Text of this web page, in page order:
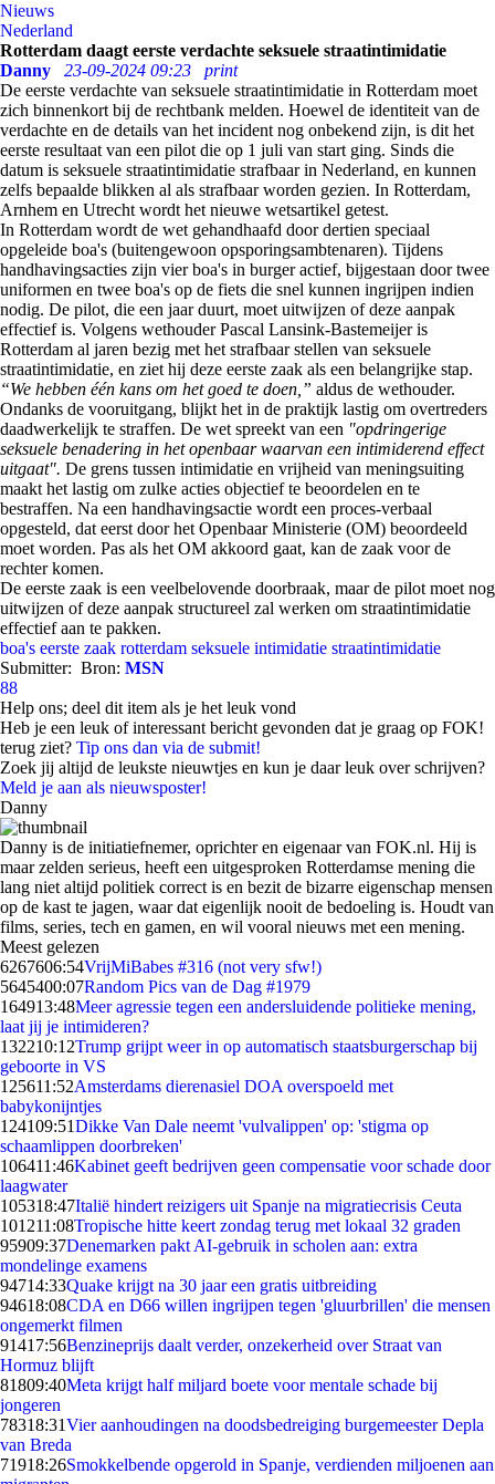
Nieuws
Nederland
Rotterdam daagt eerste verdachte seksuele straatintimidatie
Danny
23-09-2024 09:23
print
De eerste verdachte van seksuele straatintimidatie in Rotterdam moet
zich binnenkort bij de rechtbank melden. Hoewel de identiteit van de
verdachte en de details van het incident nog onbekend zijn, is dit het
eerste resultaat van een pilot die op 1 juli van start ging. Sinds die
datum is seksuele straatintimidatie strafbaar in Nederland, en kunnen
zelfs bepaalde blikken al als strafbaar worden gezien. In Rotterdam,
Arnhem en Utrecht wordt het nieuwe wetsartikel getest.
In Rotterdam wordt de wet gehandhaafd door dertien speciaal
opgeleide boa's (buitengewoon opsporingsambtenaren). Tijdens
handhavingsacties zijn vier boa's in burger actief, bijgestaan door twee
uniformen en twee boa's op de fiets die snel kunnen ingrijpen indien
nodig. De pilot, die een jaar duurt, moet uitwijzen of deze aanpak
effectief is. Volgens wethouder Pascal Lansink-Bastemeijer is
Rotterdam al jaren bezig met het strafbaar stellen van seksuele
straatintimidatie, en ziet hij deze eerste zaak als een belangrijke stap.
“We hebben één kans om het goed te doen,” aldus de wethouder.
Ondanks de vooruitgang, blijkt het in de praktijk lastig om overtreders
daadwerkelijk te straffen. De wet spreekt van een "opdringerige
seksuele benadering in het openbaar waarvan een intimiderend effect
uitgaat". De grens tussen intimidatie en vrijheid van meningsuiting
maakt het lastig om zulke acties objectief te beoordelen en te
bestraffen. Na een handhavingsactie wordt een proces-verbaal
opgesteld, dat eerst door het Openbaar Ministerie (OM) beoordeeld
moet worden. Pas als het OM akkoord gaat, kan de zaak voor de
rechter komen.
De eerste zaak is een veelbelovende doorbraak, maar de pilot moet nog
uitwijzen of deze aanpak structureel zal werken om straatintimidatie
effectief aan te pakken.
boa's eerste zaak rotterdam seksuele intimidatie straatintimidatie
Submitter: Bron: MSN
88
Help ons; deel dit item als je het leuk vond
Heb je een leuk of interessant bericht gevonden dat je graag op FOK!
terug ziet? Tip ons dan via de submit!
Zoek jij altijd de leukste nieuwtjes en kun je daar leuk over schrijven?
Meld je aan als nieuwsposter!
Danny
Danny is de initiatiefnemer, oprichter en eigenaar van FOK.nl. Hij is
maar zelden serieus, heeft een uitgesproken Rotterdamse mening die
lang niet altijd politiek correct is en bezit de bizarre eigenschap mensen
op de kast te jagen, waar dat eigenlijk nooit de bedoeling is. Houdt van
films, series, tech en gamen, en wil vooral nieuws met een mening.
Meest gelezen
6267606:54VrijMiBabes #316 (not very sfw!)
5645400:07Random Pics van de Dag #1979
164913:48Meer agressie tegen een andersluidende politieke mening,
laat jij je intimideren?
132210:12Trump grijpt weer in op automatisch staatsburgerschap bij
geboorte in VS
125611:52Amsterdams dierenasiel DOA overspoeld met
babykonijntjes
124109:51Dikke Van Dale neemt 'vulvalippen' op: 'stigma op
schaamlippen doorbreken'
106411:46Kabinet geeft bedrijven geen compensatie voor schade door
laagwater
105318:47Italië hindert reizigers uit Spanje na migratiecrisis Ceuta
101211:08Tropische hitte keert zondag terug met lokaal 32 graden
95909:37Denemarken pakt AI-gebruik in scholen aan: extra
mondelinge examens
94714:33Quake krijgt na 30 jaar een gratis uitbreiding
94618:08CDA en D66 willen ingrijpen tegen 'gluurbrillen' die mensen
ongemerkt filmen
91417:56Benzineprijs daalt verder, onzekerheid over Straat van
Hormuz blijft
81809:40Meta krijgt half miljard boete voor mentale schade bij
jongeren
78318:31Vier aanhoudingen na doodsbedreiging burgemeester Depla
van Breda
71918:26Smokkelbende opgerold in Spanje, verdienden miljoenen aan